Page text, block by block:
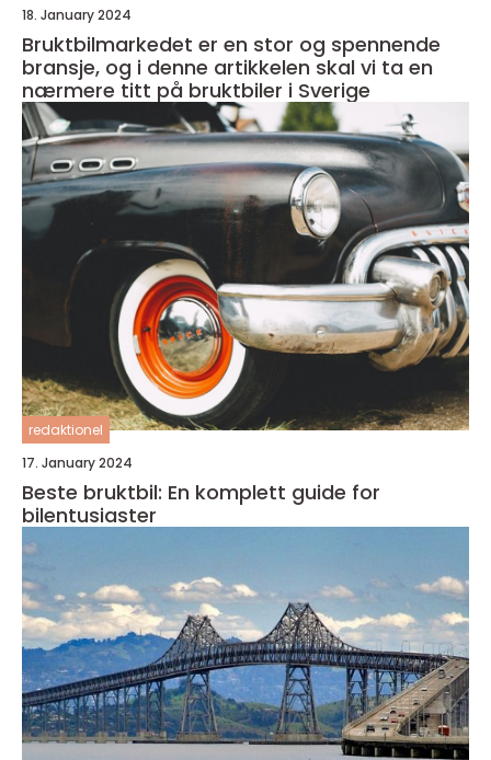
18. January 2024
Bruktbilmarkedet er en stor og spennende
bransje, og i denne artikkelen skal vi ta en
nærmere titt på bruktbiler i Sverige
redaktionel
17. January 2024
Beste bruktbil: En komplett guide for
bilentusiaster